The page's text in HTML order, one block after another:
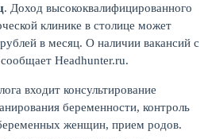
. Доход высококвалифицированного
клинике в столице может
в месяц. О наличии вакансий с
Headhunter.ru.
входит консультирование
беременности, контроль
женщин, прием родов.